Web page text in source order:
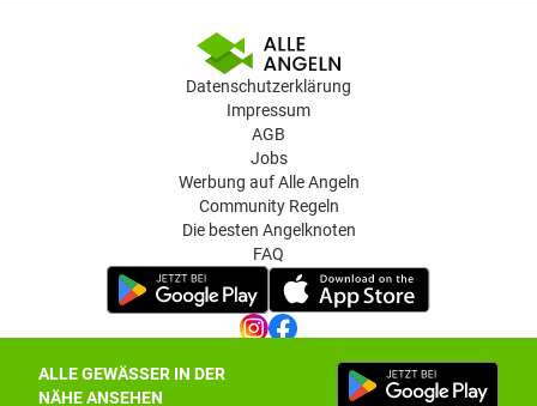
ALLE GEWÄSSER IN DER
NÄHE ANSEHEN
Datenschutzerklärung
Impressum
AGB
Jobs
Werbung auf Alle Angeln
Community Regeln
Die besten Angelknoten
FAQ
Datenschutz-Einstellungen